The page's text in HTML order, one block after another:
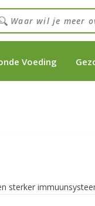
Voeding
sterker